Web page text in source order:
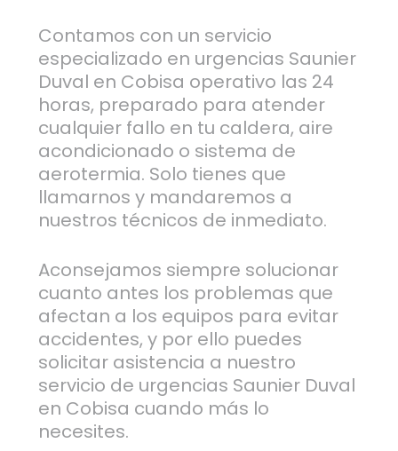
Contamos con un servicio
especializado en urgencias Saunier
Duval en Cobisa operativo las 24
horas, preparado para atender
cualquier fallo en tu caldera, aire
acondicionado o sistema de
aerotermia. Solo tienes que
llamarnos y mandaremos a
nuestros técnicos de inmediato.
Aconsejamos siempre solucionar
cuanto antes los problemas que
afectan a los equipos para evitar
accidentes, y por ello puedes
solicitar asistencia a nuestro
servicio de urgencias Saunier Duval
en Cobisa cuando más lo
necesites.